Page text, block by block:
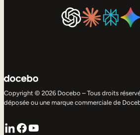
Copyright © 2026 Docebo – Tous droits
déposée ou une marque commerciale de
LinkedIn
Facebook
YouTube